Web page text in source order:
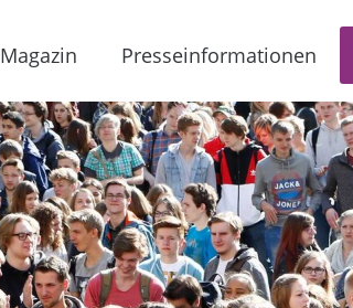
Magazin Presseinformationen